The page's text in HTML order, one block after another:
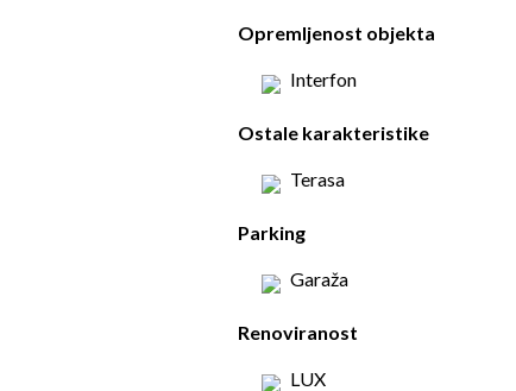
Opremljenost objekta
Interfon
Ostale karakteristike
Terasa
Parking
Garaža
Renoviranost
LUX